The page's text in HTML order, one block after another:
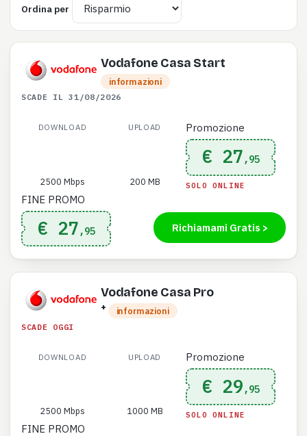
Ordina per
Vodafone Casa Start
informazioni
SCADE IL 31/08/2026
DOWNLOAD
2500 Mbps
UPLOAD
200 MB
Promozione
€ 27 ,95
SOLO ONLINE
FINE PROMO
€ 27 ,95 Richiamami Gratis >
Vodafone Casa Pro
+ informazioni
SCADE OGGI
DOWNLOAD
2500 Mbps
UPLOAD
1000 MB
Promozione
€ 29 ,95
SOLO ONLINE
FINE PROMO